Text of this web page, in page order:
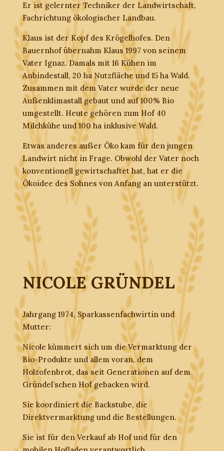
Er ist gelernter Techniker der Landwirtschaft,
Fachrichtung ökologischer Landbau.
Klaus ist der Kopf des Krögelhofes. Den
Bauernhof übernahm Klaus 1997 von seinem
Vater Ignaz. Damals mit 16 Kühen im
Anbindestall, 20 ha Nutzfläche und 15 ha Wald.
Zusammen mit dem Vater wurde der neue
Außenklimastall gebaut und auf 100% Bio
umgestellt. Heute gehören zum Hof 40
Milchkühe und 100 ha inklusive Wald.
Etwas anderes außer Öko kam für den jungen
Landwirt nicht in Frage. Obwohl der Vater noch
konventionell gewirtschaftet hat, hat er die
Ökoidee des Sohnes von Anfang an unterstützt.
NICOLE GRÜNDEL
Jahrgang 1974, Sparkassenfachwirtin und
Mutter:
Nicole kümmert sich um die Vermarktung der
Bio-Produkte und allem voran, dem
Holzofenbrot, das seit Generationen auf dem
Gründel’schen Hof gebacken wird.
Sie koordiniert die Backstube, die
Direktvermarktung und die Bestellungen.
Sie ist für den Verkauf ab Hof und für den